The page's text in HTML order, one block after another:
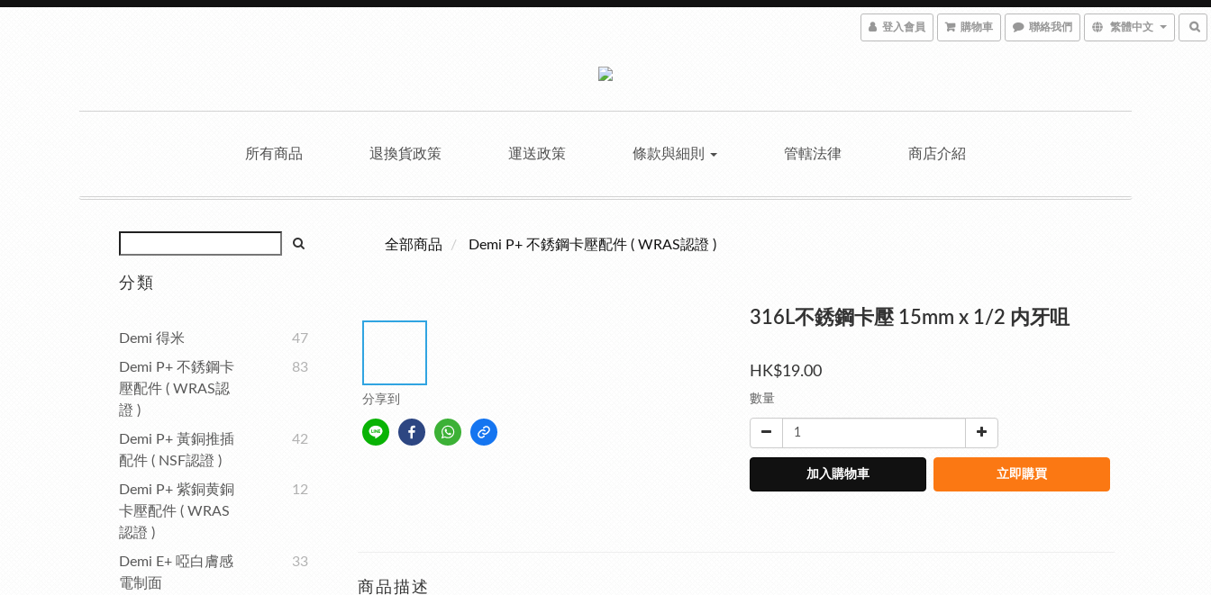
登入會員 購物車 聯絡我們 繁體中文
所有商品 退換貨政策 運送政策 條款與細則 管轄法律 商店介紹
分類
Demi 得米
47
Demi P+ 不銹鋼卡
壓配件 ( WRAS認
證 )
83
Demi P+ 黃銅推插
配件 ( NSF認證 )
42
Demi P+ 紫銅黄銅
卡壓配件 ( WRAS
認證 )
12
Demi E+ 啞白膚感
電制面
33
全部商品 Demi P+ 不銹鋼卡壓配件 ( WRAS認證 )
分享到
316L不銹鋼卡壓 15mm x 1/2 内牙咀
HK$19.00
數量
加入購物車 立即購買
商品描述